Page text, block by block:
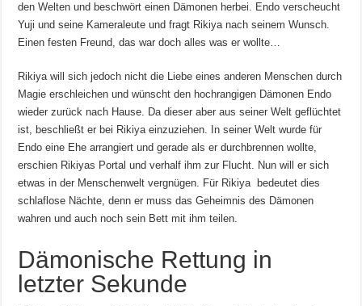
den Welten und beschwört einen Dämonen herbei. Endo verscheucht
Yuji und seine Kameraleute und fragt Rikiya nach seinem Wunsch.
Einen festen Freund, das war doch alles was er wollte…
Rikiya will sich jedoch nicht die Liebe eines anderen Menschen durch
Magie erschleichen und wünscht den hochrangigen Dämonen Endo
wieder zurück nach Hause. Da dieser aber aus seiner Welt geflüchtet
ist, beschließt er bei Rikiya einzuziehen. In seiner Welt wurde für
Endo eine Ehe arrangiert und gerade als er durchbrennen wollte,
erschien Rikiyas Portal und verhalf ihm zur Flucht. Nun will er sich
etwas in der Menschenwelt vergnügen. Für Rikiya bedeutet dies
schlaflose Nächte, denn er muss das Geheimnis des Dämonen
wahren und auch noch sein Bett mit ihm teilen.
Dämonische Rettung in
letzter Sekunde